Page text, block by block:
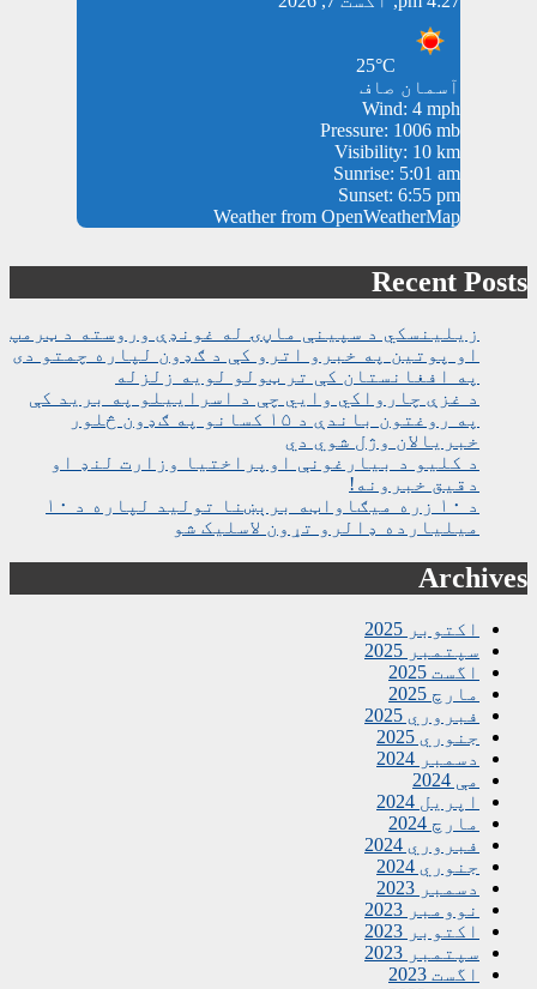
25°C
آسمان صاف
Wind: 4 mph
Pressure: 1006 mb
Visibility: 10 km
Sunrise: 5:01 am
Sunset: 6:55 pm
Weather from OpenWeatherMap
Recent Posts
زیلینسکي د سپینې ماڼۍ له غونډې وروسته د ټرمپ
او پوتین په خبرو اترو کې د ګډون لپاره چمتو دی
په افغانستان کې تر ټولو لویه زلزله
د غزې چارواکي وايي چې د اسراییلو په برید کې
په روغتون باندې د ۱۵ کسانو په ګډون څلور
خبریالان وژل شوي دي
د کلیو د بیارغونې اوپراختیا وزارت لنډ او
دقیق خبرونه!
د ۱۰ زره میګاواټه برېښنا تولید لپاره د ۱۰
میلیارده ډالرو تړون لاسلیک شو
Archives
اکتوبر 2025
سپتمبر 2025
اگست 2025
مارچ 2025
فبروري 2025
جنوري 2025
دسمبر 2024
مې 2024
اپریل 2024
مارچ 2024
فبروري 2024
جنوري 2024
دسمبر 2023
نوومبر 2023
اکتوبر 2023
سپتمبر 2023
اگست 2023